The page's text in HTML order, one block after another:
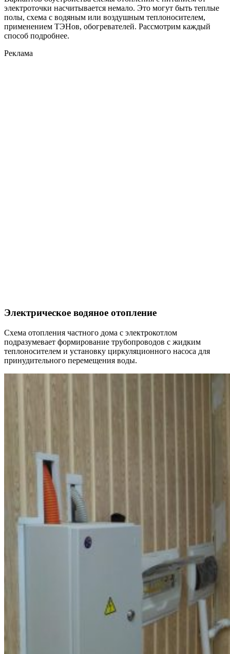
электроточки насчитывается немало. Это могут быть теплые
полы, схема с водяным или воздушным теплоносителем,
применением ТЭНов, обогревателей. Рассмотрим каждый
способ подробнее.
Реклама
Электрическое водяное отопление
Схема отопления частного дома с электрокотлом
подразумевает формирование трубопроводов с жидким
теплоносителем и установку циркуляционного насоса для
принудительного перемещения воды.